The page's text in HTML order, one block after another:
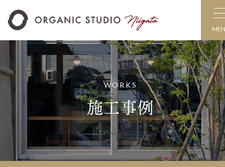
WORKS
施工事例